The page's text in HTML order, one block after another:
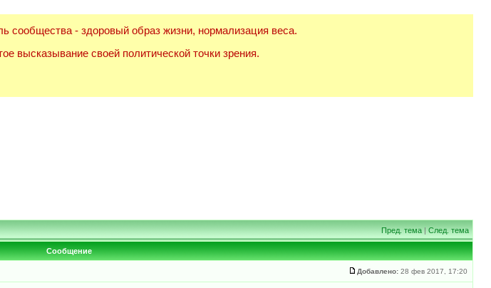
сообщества - здоровый образ жизни, нормализация веса.
высказывание своей политической точки зрения.
Пред. тема|След. тема
Сообщение
Добавлено: 28 фев 2017, 17:20